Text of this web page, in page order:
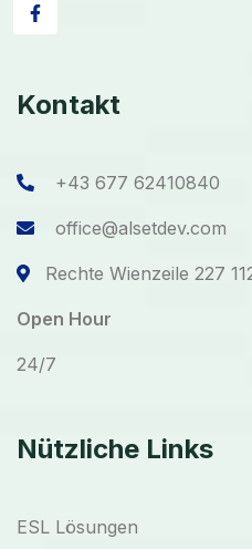
Kontakt
+43 677 62410840
office@alsetdev.com
Rechte Wienzeile 227
Open Hour
24/7
Nützliche Links
ESL Lösungen